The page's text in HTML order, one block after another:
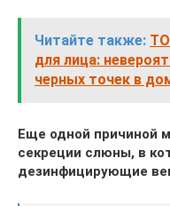
Читайте также:
для лица:
черных точек в
Еще одной причиной
секреции слюны, в
дезинфицирующие